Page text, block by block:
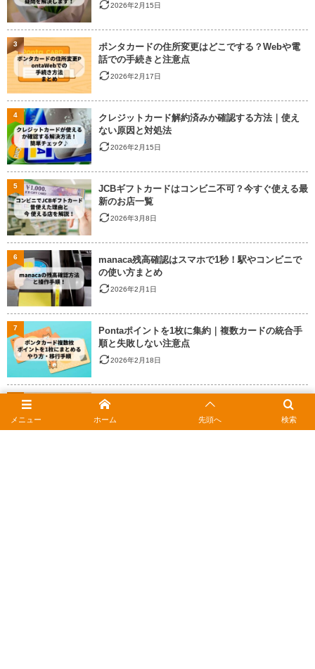
2026年2月15日
ポンタカードの住所変更はどこでする？Webや電
話での手続きと注意点
2026年2月17日
3
クレジットカード解約済みか確認する方法｜使え
ない原因と対処法
2026年2月15日
4
JCBギフトカードはコンビニ不可？今すぐ使える最
新のお店一覧
2026年3月8日
5
manaca残高確認はスマホで1秒！駅やコンビニで
の使い方まとめ
2026年2月1日
6
Pontaポイントを1枚に集約｜複数カードの統合手
順と失敗しない注意点
2026年2月18日
7
ヤマダ電機で商品券は使える？JCBなどギフトカー
2026年2月18日
メニュー 検索
ホーム 先頭へ